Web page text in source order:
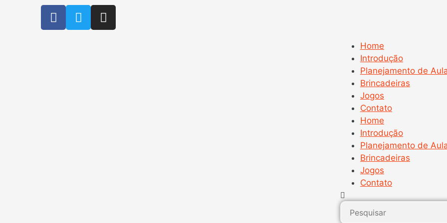
Home
Introdução
Planejamento de
Brincadeiras
Jogos
Contato
Home
Introdução
Planejamento de
Brincadeiras
Jogos
Contato